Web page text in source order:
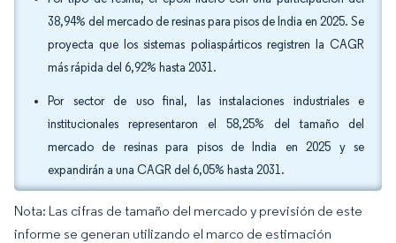
38,94% del mercado de resinas para pisos de India en 2025. Se
proyecta que los sistemas poliaspárticos registren la CAGR
más rápida del 6,92% hasta 2031.
Por sector de uso final, las instalaciones industriales e
institucionales representaron el 58,25% del tamaño del
mercado de resinas para pisos de India en 2025 y se
expandirán a una CAGR del 6,05% hasta 2031.
Nota: Las cifras de tamaño del mercado y previsión de este
informe se generan utilizando el marco de estimación